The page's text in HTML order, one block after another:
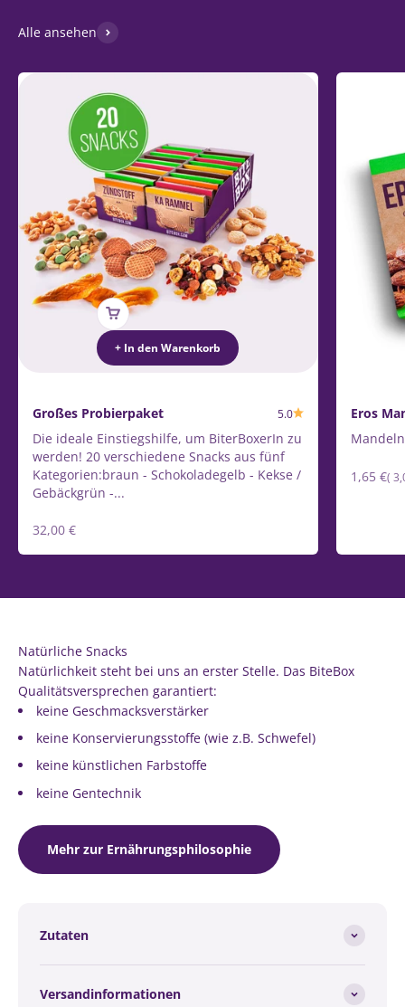
Alle ansehen
+ In den Warenkorb
Großes Probierpaket 5.0
Die ideale Einstiegshilfe, um BiterBoxerIn zu
werden! 20 verschiedene Snacks aus fünf
Kategorien:braun - Schokoladegelb - Kekse /
Gebäckgrün -...
Normaler
32,00 €
Grundpreis
(
Eros
1,65 €(
Natürliche Snacks
Natürlichkeit steht bei uns an erster Stelle. Das BiteBox
Qualitätsversprechen garantiert:
keine Geschmacksverstärker
keine Konservierungsstoffe (wie z.B. Schwefel)
keine künstlichen Farbstoffe
keine Gentechnik
Mehr zur Ernährungsphilosophie
Zutaten
Versandinformationen